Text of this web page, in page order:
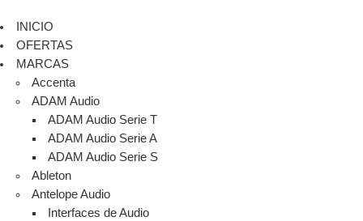
INICIO
OFERTAS
MARCAS
Accenta
ADAM Audio
ADAM Audio Serie T
ADAM Audio Serie A
ADAM Audio Serie S
Ableton
Antelope Audio
Interfaces de Audio